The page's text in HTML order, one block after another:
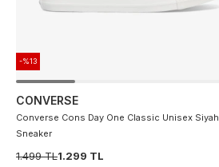
-%13
CONVERSE
Converse Cons Day One Classic Unisex Siyah
Sneaker
1.499 TL1.299 TL